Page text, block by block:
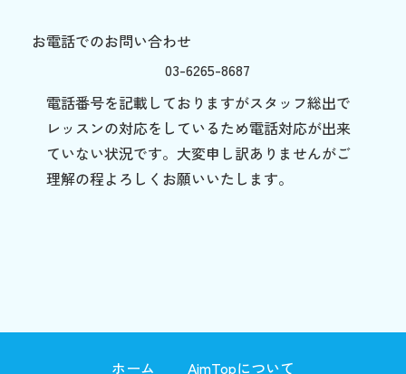
お電話でのお問い合わせ
03-6265-8687
電話番号を記載しておりますがスタッフ総出で
レッスンの対応をしているため電話対応が出来
ていない状況です。大変申し訳ありませんがご
理解の程よろしくお願いいたします。
ホーム AimTopについて